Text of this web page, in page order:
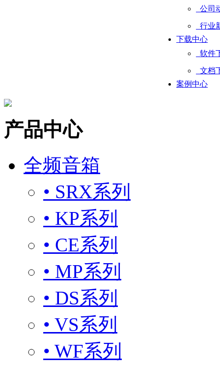
公司
行业
下载中心
软件
文档
案例中心
产品中心
全频音箱
• SRX系列
• KP系列
• CE系列
• MP系列
• DS系列
• VS系列
• WF系列